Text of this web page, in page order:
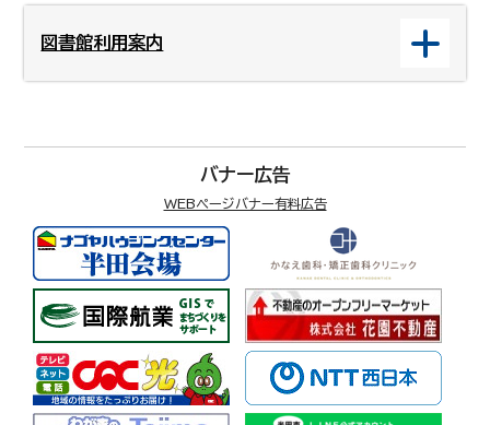
図書館利用案内
バナー広告
WEBページバナー有料広告